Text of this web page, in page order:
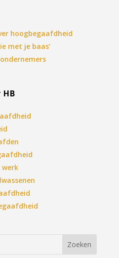
hoogbegaafdheid
met je baas’